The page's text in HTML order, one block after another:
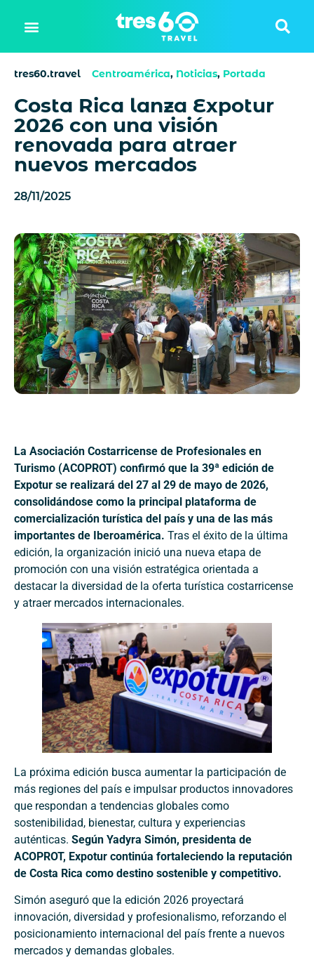
tres60.travel Centroamérica, Noticias, Portada
Costa Rica lanza Expotur
2026 con una visión
renovada para atraer
nuevos mercados
28/11/2025
La Asociación Costarricense de Profesionales en
Turismo (ACOPROT) confirmó que la 39ª edición de
Expotur se realizará del 27 al 29 de mayo de 2026,
consolidándose como la principal plataforma de
comercialización turística del país y una de las más
importantes de Iberoamérica. Tras el éxito de la última
edición, la organización inició una nueva etapa de
promoción con una visión estratégica orientada a
destacar la diversidad de la oferta turística costarricense
y atraer mercados internacionales.
La próxima edición busca aumentar la participación de
más regiones del país e impulsar productos innovadores
que respondan a tendencias globales como
sostenibilidad, bienestar, cultura y experiencias
auténticas. Según Yadyra Simón, presidenta de
ACOPROT, Expotur continúa fortaleciendo la reputación
de Costa Rica como destino sostenible y competitivo.
Simón aseguró que la edición 2026 proyectará
innovación, diversidad y profesionalismo, reforzando el
posicionamiento internacional del país frente a nuevos
mercados y demandas globales.